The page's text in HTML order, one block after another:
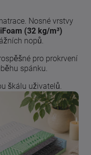
Nosné vrstvy
(32 kg/m³)
nopů.
pro prokrvení
spánku.
škálu uživatelů.